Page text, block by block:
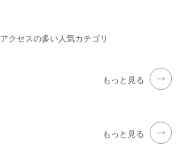
アクセスの多い人気カテゴリ
もっと見る
もっと見る